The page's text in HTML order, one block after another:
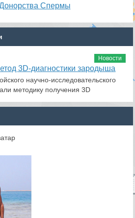
Спермы
Новости
3D-диагностики зародыша
научно-исследовательского
методику получения 3D